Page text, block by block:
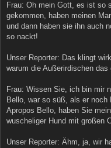
Frau: Oh mein Gott, es ist so
gekommen, haben meinen
und dann haben sie ihn auch
so nackt!
Unser Reporter: Das klingt
warum die Außerirdischen
Frau: Wissen Sie, ich bin mir
Bello, war so süß, als er
Apropos Bello, haben Sie
wuscheliger Hund mit großen
Unser Reporter: Ähm, ja, wir